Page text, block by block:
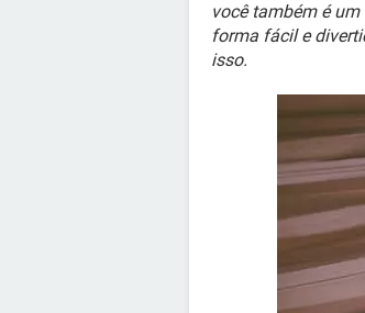
você também é
forma fácil e
isso.